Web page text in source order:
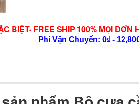
BIỆT- FREE SHIP 100% MỌI ĐƠN
Phí Vận Chuyển: 0₫ -